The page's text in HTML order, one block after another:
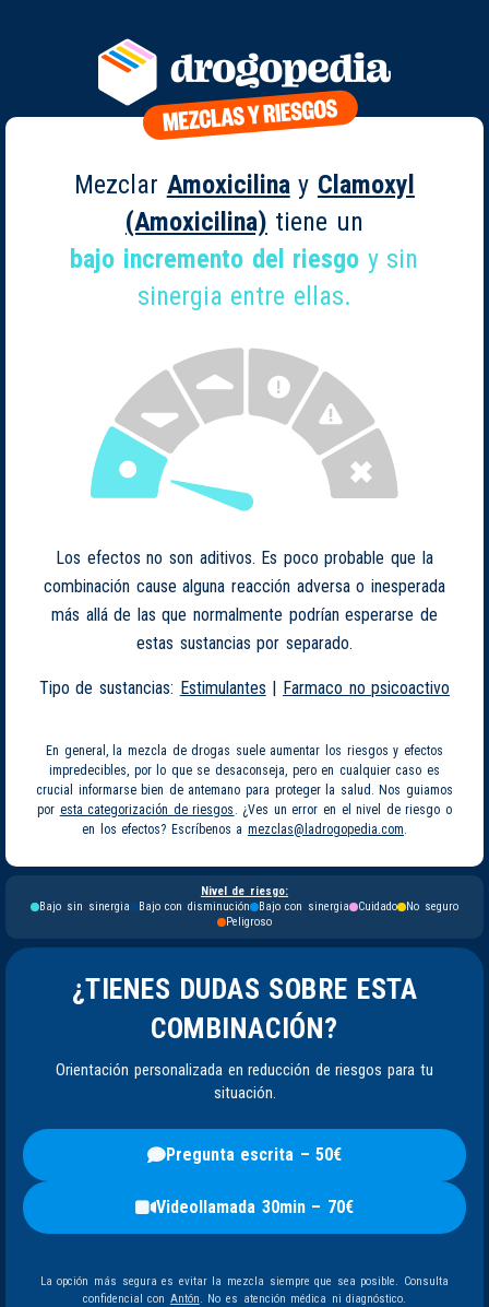
Mezclar Amoxicilinay Clamoxyl
(Amoxicilina) tiene un
bajo incremento del riesgo y sin
sinergia entre ellas.
Los efectos no son aditivos. Es poco probable que la
combinación cause alguna reacción adversa o inesperada
más allá de las que normalmente podrían esperarse de
estas sustancias por separado.
Tipo de sustancias: Estimulantes | Farmaco no psicoactivo
En general, la mezcla de drogas suele aumentar los riesgos y efectos
impredecibles, por lo que se desaconseja, pero en cualquier caso es
crucial informarse bien de antemano para proteger la salud. Nos guiamos
por esta categorización de riesgos . ¿Ves un error en el nivel de riesgo o
en los efectos? Escríbenos a mezclas@ladrogopedia.com.
Nivel de riesgo:
Bajo sin sinergia
Bajo con disminución Bajo con sinergia Cuidado
No seguro
Peligroso
¿TIENES DUDAS SOBRE ESTA
COMBINACIÓN?
Orientación personalizada en reducción de riesgos para tu
situación.
Pregunta escrita – 50€
Videollamada 30min – 70€
La opción más segura es evitar la mezcla siempre que sea posible. Consulta
confidencial con Antón. No es atención médica ni diagnóstico.